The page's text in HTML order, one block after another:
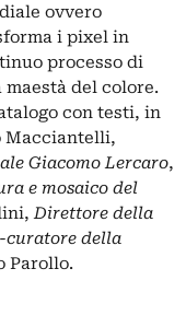
ovvero
i pixel in
processo di
del colore.
con testi, in
Macciantelli,
Giacomo Lercaro,
e mosaico del
Direttore della
curatore della
Parollo.